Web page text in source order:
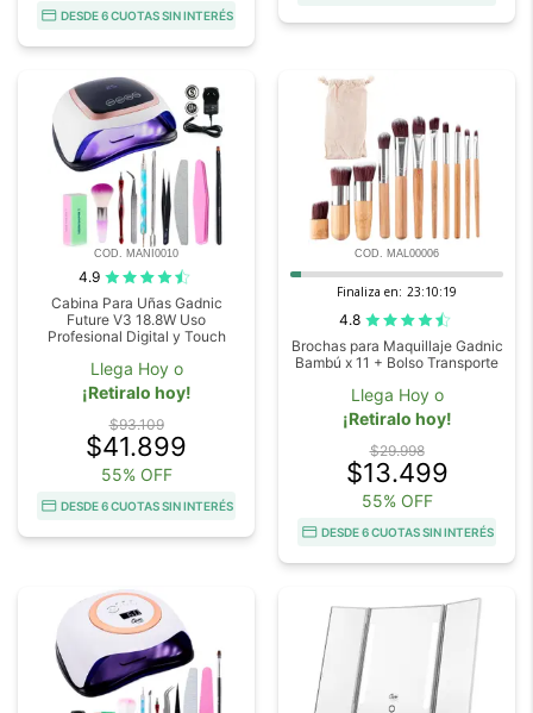
DESDE 6 CUOTAS SIN INTERÉS
COD. MANI0010
4.9
Cabina Para Uñas Gadnic
Future V3 18.8W Uso
Profesional Digital y Touch
Llega Hoy o
¡Retiralo hoy!
$93.109
$41.899
55% OFF
DESDE 6 CUOTAS SIN INTERÉS
COD. MAL00006
Finaliza en: 23:10:18
4.8
Brochas para Maquillaje Gadnic
Bambú x 11 + Bolso Transporte
Llega Hoy o
¡Retiralo hoy!
$29.998
$13.499
55% OFF
DESDE 6 CUOTAS SIN INTERÉS